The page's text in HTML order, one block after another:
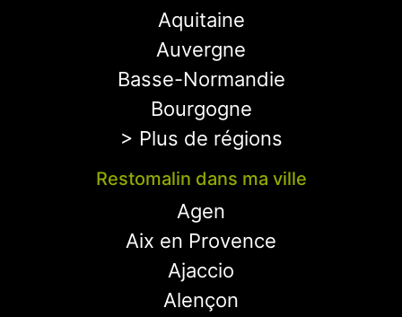
Aquitaine
Auvergne
Basse-Normandie
Bourgogne
> Plus de régions
Restomalin dans ma ville
Agen
Aix en Provence
Ajaccio
Alençon